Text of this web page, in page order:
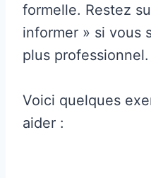
formelle. Restez
informer » si vous
plus professionnel.
Voici quelques
aider :